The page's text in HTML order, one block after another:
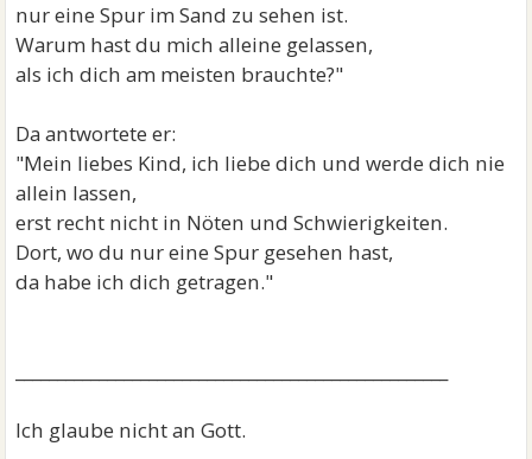
nur eine Spur im Sand zu sehen ist.
Warum hast du mich alleine gelassen,
als ich dich am meisten brauchte?"
Da antwortete er:
"Mein liebes Kind, ich liebe dich und werde dich nie
allein lassen,
erst recht nicht in Nöten und Schwierigkeiten.
Dort, wo du nur eine Spur gesehen hast,
da habe ich dich getragen."
Ich glaube nicht an Gott.